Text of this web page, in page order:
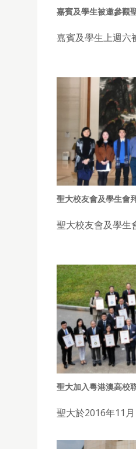
嘉賓及學生被邀參觀
嘉賓及學生上週六
聖大校友會及學生會
聖大校友會及學生
聖大加入粵港澳高校
聖大於2016年11